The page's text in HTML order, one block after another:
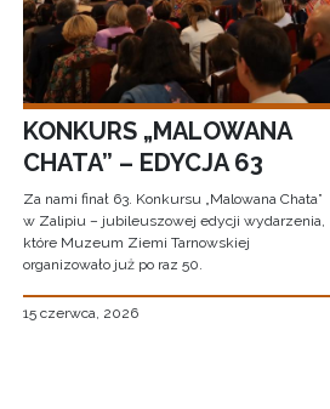
KONKURS „MALOWANA
CHATA” – EDYCJA 63
Za nami finał 63. Konkursu „Malowana Chata”
w Zalipiu – jubileuszowej edycji wydarzenia,
które Muzeum Ziemi Tarnowskiej
organizowało już po raz 50.
15 czerwca, 2026